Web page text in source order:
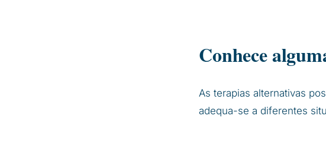
Conhece
As terapias alternativas
adequa-se a diferentes